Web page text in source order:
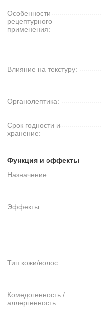
Особенности
рецептурного
применения:
Влияние на текстуру:
Органолептика:
Срок годности и
хранение:
Функция и эффекты
Назначение:
Эффекты:
Тип кожи/волос:
Комедогенность /
аллергенность: